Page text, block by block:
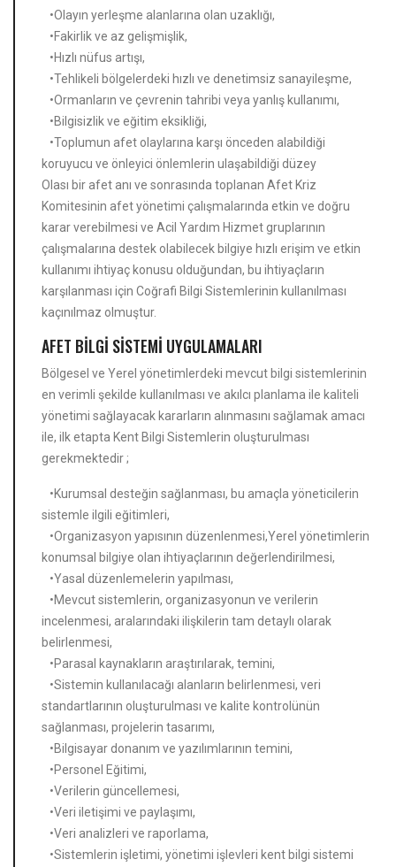
•Olayın yerleşme alanlarına olan uzaklığı,
•Fakirlik ve az gelişmişlik,
•Hızlı nüfus artışı,
•Tehlikeli bölgelerdeki hızlı ve denetimsiz sanayileşme,
•Ormanların ve çevrenin tahribi veya yanlış kullanımı,
•Bilgisizlik ve eğitim eksikliği,
•Toplumun afet olaylarına karşı önceden alabildiği
koruyucu ve önleyici önlemlerin ulaşabildiği düzey
Olası bir afet anı ve sonrasında toplanan Afet Kriz
Komitesinin afet yönetimi çalışmalarında etkin ve doğru
karar verebilmesi ve Acil Yardım Hizmet gruplarının
çalışmalarına destek olabilecek bilgiye hızlı erişim ve etkin
kullanımı ihtiyaç konusu olduğundan, bu ihtiyaçların
karşılanması için Coğrafi Bilgi Sistemlerinin kullanılması
kaçınılmaz olmuştur.
AFET BİLGİ SİSTEMİ UYGULAMALARI
Bölgesel ve Yerel yönetimlerdeki mevcut bilgi sistemlerinin
en verimli şekilde kullanılması ve akılcı planlama ile kaliteli
yönetimi sağlayacak kararların alınmasını sağlamak amacı
ile, ilk etapta Kent Bilgi Sistemlerin oluşturulması
gerekmektedir ;
•Kurumsal desteğin sağlanması, bu amaçla yöneticilerin
sistemle ilgili eğitimleri,
•Organizasyon yapısının düzenlenmesi,Yerel yönetimlerin
konumsal bilgiye olan ihtiyaçlarının değerlendirilmesi,
•Yasal düzenlemelerin yapılması,
•Mevcut sistemlerin, organizasyonun ve verilerin
incelenmesi, aralarındaki ilişkilerin tam detaylı olarak
belirlenmesi,
•Parasal kaynakların araştırılarak, temini,
•Sistemin kullanılacağı alanların belirlenmesi, veri
standartlarının oluşturulması ve kalite kontrolünün
sağlanması, projelerin tasarımı,
•Bilgisayar donanım ve yazılımlarının temini,
•Personel Eğitimi,
•Verilerin güncellemesi,
•Veri iletişimi ve paylaşımı,
•Veri analizleri ve raporlama,
•Sistemlerin işletimi, yönetimi işlevleri kent bilgi sistemi